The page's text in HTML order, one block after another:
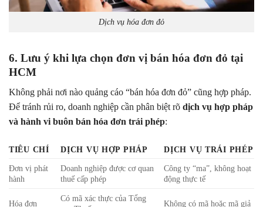
Dịch vụ hóa đơn đỏ
6. Lưu ý khi lựa chọn đơn vị bán hóa đơn đỏ tại
HCM
Không phải nơi nào quảng cáo “bán hóa đơn đỏ” cũng hợp pháp.
Để tránh rủi ro, doanh nghiệp cần phân biệt rõ dịch vụ hợp pháp
và hành vi buôn bán hóa đơn trái phép:
TIÊU CHÍ DỊCH VỤ HỢP PHÁP
DỊCH VỤ TRÁI PHÉP
Đơn vị phát
hành
Doanh nghiệp được cơ quan
thuế cấp phép
Công ty “ma”, không hoạt
động thực tế
Hóa đơn
Có mã xác thực của Tổng
Không có mã hoặc mã giả